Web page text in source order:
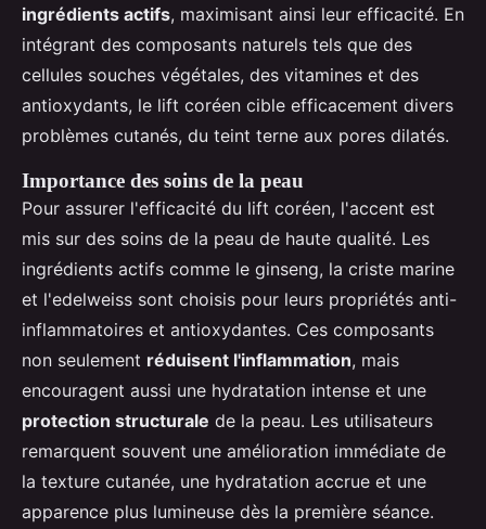
ingrédients actifs, maximisant ainsi leur efficacité. En
intégrant des composants naturels tels que des
cellules souches végétales, des vitamines et des
antioxydants, le lift coréen cible efficacement divers
problèmes cutanés, du teint terne aux pores dilatés.
Importance des soins de la peau
Pour assurer l'efficacité du lift coréen, l'accent est
mis sur des soins de la peau de haute qualité. Les
ingrédients actifs comme le ginseng, la criste marine
et l'edelweiss sont choisis pour leurs propriétés anti-
inflammatoires et antioxydantes. Ces composants
non seulement réduisent l'inflammation, mais
encouragent aussi une hydratation intense et une
protection structurale de la peau. Les utilisateurs
remarquent souvent une amélioration immédiate de
la texture cutanée, une hydratation accrue et une
apparence plus lumineuse dès la première séance.